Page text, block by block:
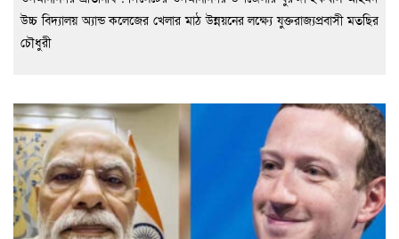
উচ্চ বিদ্যালয় অ্যান্ড কলেজের খেলার মাঠ উন্নয়নের লক্ষ্যে যুক্তরাজ্যপ্রবাসী মতছির
চৌধুরী